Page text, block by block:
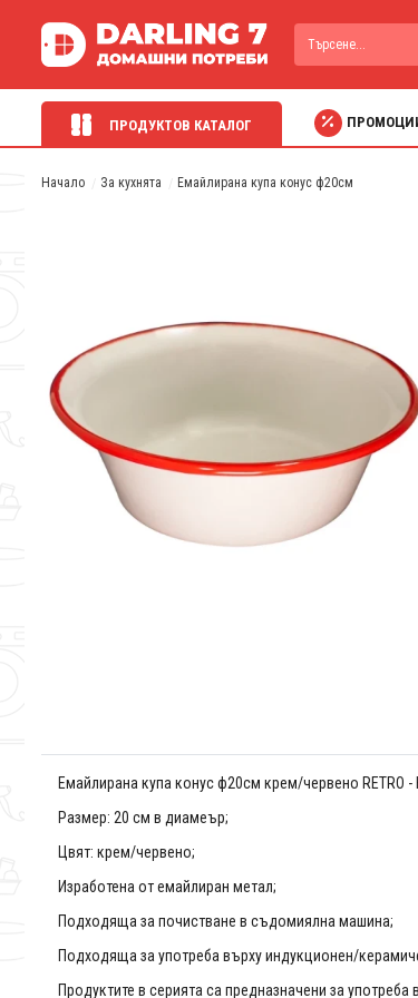
ПРОДУКТОВ КАТАЛОГ
Начало За кухнята Емайлирана купа конус ф20см
Емайлирана купа конус ф20см крем/червено RETRO -
Размер: 20 см в диамеър;
Цвят: крем/червено;
Изработена от емайлиран метал;
Подходяща за почистване в съдомиялна машина;
Подходяща за употреба върху индукционен/
Продуктите в серията са предназначени за